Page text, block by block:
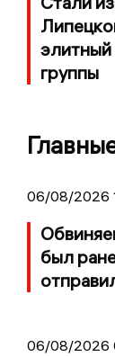
группы
06/08/2026
был
06/08/2026